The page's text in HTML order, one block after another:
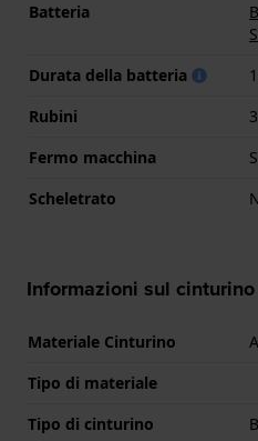
Batteria
Durata della batteria
Rubini
3
Fermo macchina
Scheletrato
Informazioni sul cinturino
Materiale Cinturino
Tipo di materiale
Tipo di cinturino